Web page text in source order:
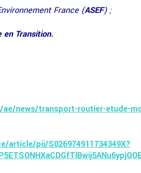
France (ASEF) ;
en Transition.
news/transport-routier-etude-
pii/S026974911734349X?